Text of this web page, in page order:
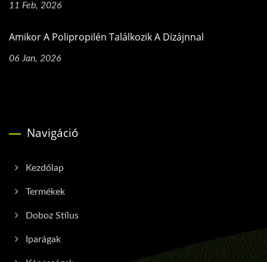
11 Feb, 2026
Amikor A Polipropilén Találkozik A Dizájnnal
06 Jan, 2026
Navigáció
Kezdőlap
Termékek
Doboz Stílus
Iparágak